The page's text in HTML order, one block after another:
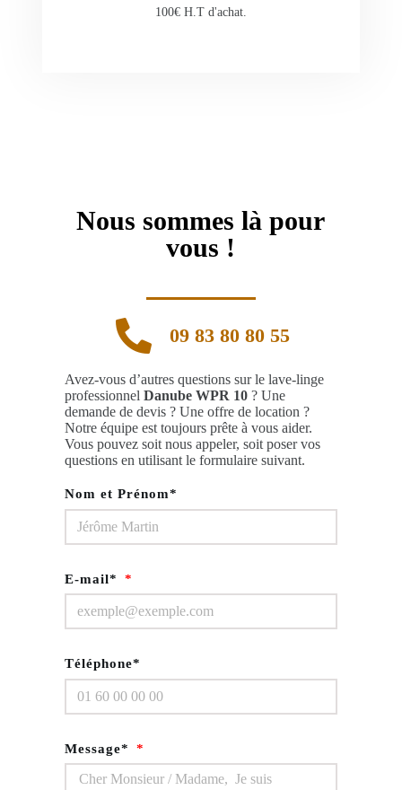
100€ H.T d'achat.
Nous sommes là pour
vous !
09 83 80 80 55
Avez-vous d’autres questions sur le lave-linge
professionnel Danube WPR 10? Une
demande de devis ? Une offre de location ?
Notre équipe est toujours prête à vous aider.
Vous pouvez soit nous appeler, soit poser vos
questions en utilisant le formulaire suivant.
Nom et Prénom*
E-mail*
Téléphone*
Message*